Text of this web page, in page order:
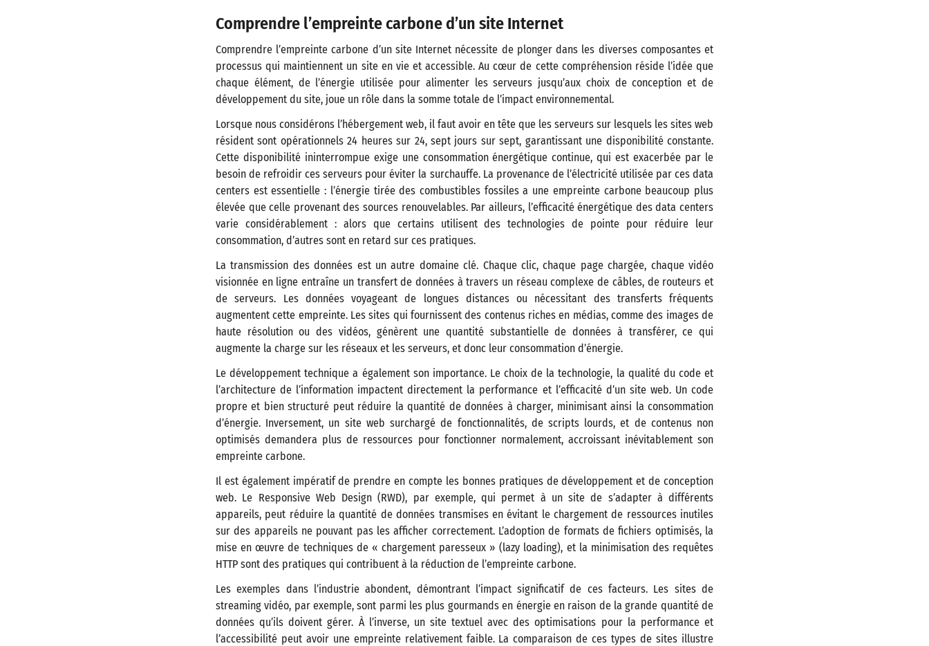
Comprendre l’empreinte carbone d’un site Internet
Comprendre l’empreinte carbone d’un site Internet nécessite de plonger dans les diverses composantes et
processus qui maintiennent un site en vie et accessible. Au cœur de cette compréhension réside l’idée que
chaque élément, de l’énergie utilisée pour alimenter les serveurs jusqu’aux choix de conception et de
développement du site, joue un rôle dans la somme totale de l’impact environnemental.
Lorsque nous considérons l’hébergement web, il faut avoir en tête que les serveurs sur lesquels les sites web
résident sont opérationnels 24 heures sur 24, sept jours sur sept, garantissant une disponibilité constante.
Cette disponibilité ininterrompue exige une consommation énergétique continue, qui est exacerbée par le
besoin de refroidir ces serveurs pour éviter la surchauffe. La provenance de l’électricité utilisée par ces data
centers est essentielle : l’énergie tirée des combustibles fossiles a une empreinte carbone beaucoup plus
élevée que celle provenant des sources renouvelables. Par ailleurs, l’efficacité énergétique des data centers
varie considérablement : alors que certains utilisent des technologies de pointe pour réduire leur
consommation, d’autres sont en retard sur ces pratiques.
La transmission des données est un autre domaine clé. Chaque clic, chaque page chargée, chaque vidéo
visionnée en ligne entraîne un transfert de données à travers un réseau complexe de câbles, de routeurs et
de serveurs. Les données voyageant de longues distances ou nécessitant des transferts fréquents
augmentent cette empreinte. Les sites qui fournissent des contenus riches en médias, comme des images de
haute résolution ou des vidéos, génèrent une quantité substantielle de données à transférer, ce qui
augmente la charge sur les réseaux et les serveurs, et donc leur consommation d’énergie.
Le développement technique a également son importance. Le choix de la technologie, la qualité du code et
l’architecture de l’information impactent directement la performance et l’efficacité d’un site web. Un code
propre et bien structuré peut réduire la quantité de données à charger, minimisant ainsi la consommation
d’énergie. Inversement, un site web surchargé de fonctionnalités, de scripts lourds, et de contenus non
optimisés demandera plus de ressources pour fonctionner normalement, accroissant inévitablement son
empreinte carbone.
Il est également impératif de prendre en compte les bonnes pratiques de développement et de conception
web. Le Responsive Web Design (RWD), par exemple, qui permet à un site de s’adapter à différents
appareils, peut réduire la quantité de données transmises en évitant le chargement de ressources inutiles
sur des appareils ne pouvant pas les afficher correctement. L’adoption de formats de fichiers optimisés, la
mise en œuvre de techniques de « chargement paresseux » (lazy loading), et la minimisation des requêtes
HTTP sont des pratiques qui contribuent à la réduction de l’empreinte carbone.
Les exemples dans l’industrie abondent, démontrant l’impact significatif de ces facteurs. Les sites de
streaming vidéo, par exemple, sont parmi les plus gourmands en énergie en raison de la grande quantité de
données qu’ils doivent gérer. À l’inverse, un site textuel avec des optimisations pour la performance et
l’accessibilité peut avoir une empreinte relativement faible. La comparaison de ces types de sites illustre